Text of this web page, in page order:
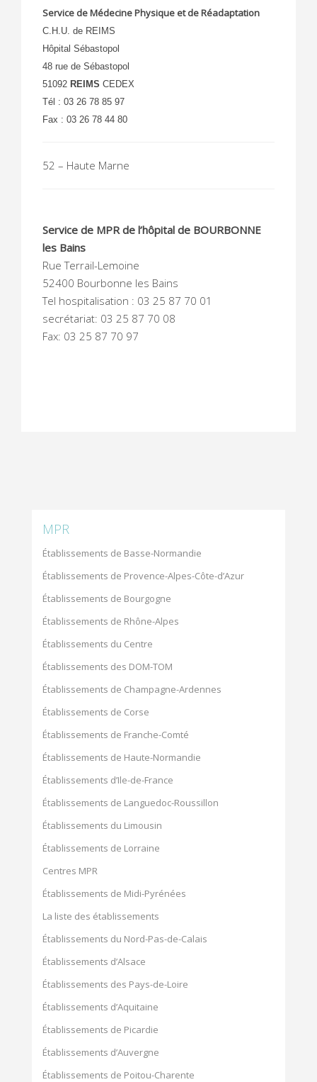
Service de Médecine Physique et de Réadaptation
C.H.U. de REIMS
Hôpital Sébastopol
48 rue de Sébastopol
51092 REIMS CEDEX
Tél : 03 26 78 85 97
Fax : 03 26 78 44 80
52 – Haute Marne
Service de MPR de l’hôpital de BOURBONNE
les Bains
Rue Terrail-Lemoine
52400 Bourbonne les Bains
Tel hospitalisation : 03 25 87 70 01
secrétariat: 03 25 87 70 08
Fax: 03 25 87 70 97
MPR
Établissements de Basse-Normandie
Établissements de Provence-Alpes-Côte-d’Azur
Établissements de Bourgogne
Établissements de Rhône-Alpes
Établissements du Centre
Établissements des DOM-TOM
Établissements de Champagne-Ardennes
Établissements de Corse
Établissements de Franche-Comté
Établissements de Haute-Normandie
Établissements d’Ile-de-France
Établissements de Languedoc-Roussillon
Établissements du Limousin
Établissements de Lorraine
Centres MPR
Établissements de Midi-Pyrénées
La liste des établissements
Établissements du Nord-Pas-de-Calais
Établissements d’Alsace
Établissements des Pays-de-Loire
Établissements d’Aquitaine
Établissements de Picardie
Établissements d’Auvergne
Établissements de Poitou-Charente